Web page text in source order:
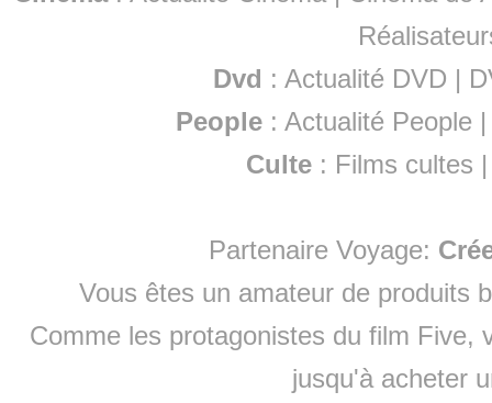
Dvd : Actualité DVD |
People :Actualité People
Culte : Films cultes
Partenaire Voyage:
Vous êtes un amateur de produits
Comme les protagonistes du film Five,
jusqu'à acheter